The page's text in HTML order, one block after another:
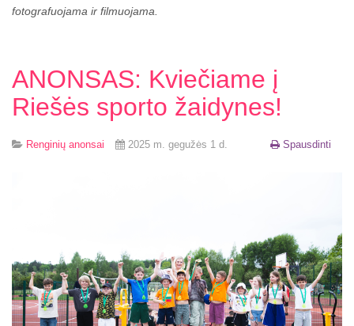
fotografuojama ir filmuojama.
ANONSAS: Kviečiame į
Riešės sporto žaidynes!
Spausdinti
Renginių anonsai 2025 m. gegužės 1 d.